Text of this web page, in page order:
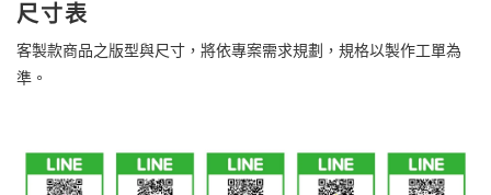
尺寸表
客製款商品之版型與尺寸，將依專案需求規劃，規格以製作工單為
準。